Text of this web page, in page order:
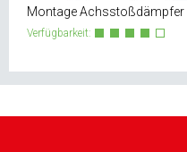
Montage Achsstoßdämpfer
Verfügbarkeit: